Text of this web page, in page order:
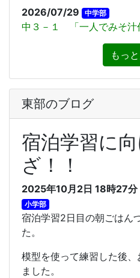
2026/07/29
中学部
中３－１ 「一人でみそ汁
もっ
東部のブログ
宿泊学習に
ざ！！
2025年10月2日 18時27分
小学部
宿泊学習2日目の朝ごはん
た。
模型を使って練習した後
ました。